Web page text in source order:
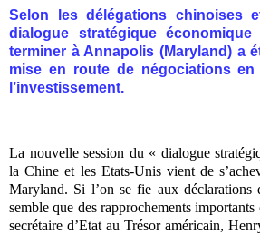
Selon les délégations chinoises
dialogue stratégique
terminer à Annapolis (Maryland) a
mise en route de négociations
l’investissement.
La nouvelle session du « dialogue
la Chine et les Etats-Unis vient de
Maryland. Si l’on se fie aux déclarations
semble que des rapprochements
secrétaire d’Etat au Trésor américain,